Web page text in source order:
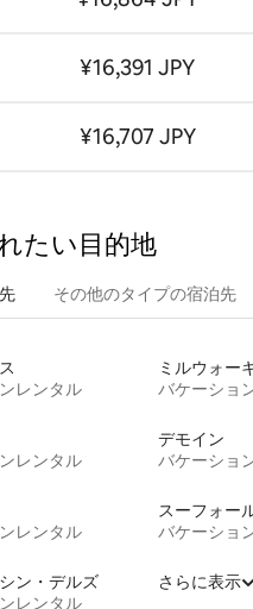
¥16,391 JPY
¥16,707 JPY
た⁠い目⁠的⁠地
その他のタ⁠イ⁠プ⁠の宿⁠泊⁠先
レンタル
ミルウォー
バケーショ
レンタル
デモイン
バケーショ
レンタル
スーフォー
バケーショ
ン・デルズ
レンタル
さらに表示